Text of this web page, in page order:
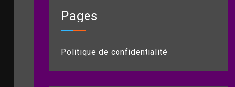
Pages
Politique de confidentialité